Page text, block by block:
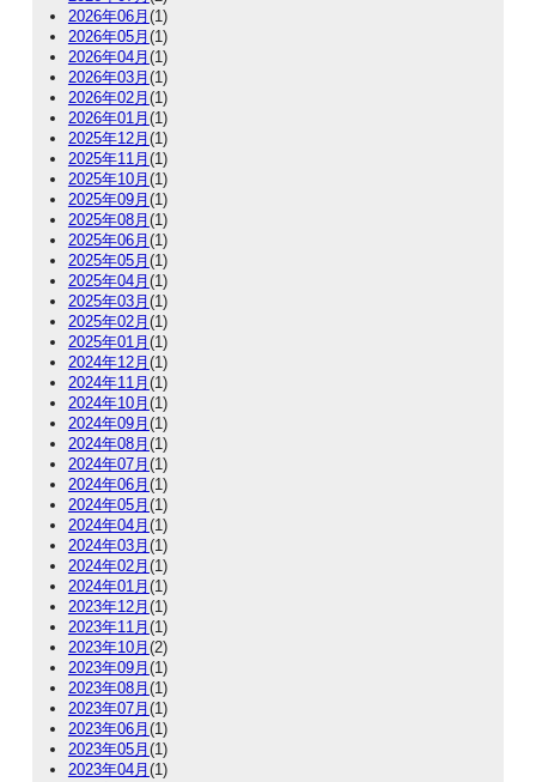
2026年06月 (1)
2026年05月 (1)
2026年04月 (1)
2026年03月 (1)
2026年02月 (1)
2026年01月 (1)
2025年12月 (1)
2025年11月 (1)
2025年10月 (1)
2025年09月 (1)
2025年08月 (1)
2025年06月 (1)
2025年05月 (1)
2025年04月 (1)
2025年03月 (1)
2025年02月 (1)
2025年01月 (1)
2024年12月 (1)
2024年11月 (1)
2024年10月 (1)
2024年09月 (1)
2024年08月 (1)
2024年07月 (1)
2024年06月 (1)
2024年05月 (1)
2024年04月 (1)
2024年03月 (1)
2024年02月 (1)
2024年01月 (1)
2023年12月 (1)
2023年11月 (1)
2023年10月 (2)
2023年09月 (1)
2023年08月 (1)
2023年07月 (1)
2023年06月 (1)
2023年05月 (1)
2023年04月 (1)